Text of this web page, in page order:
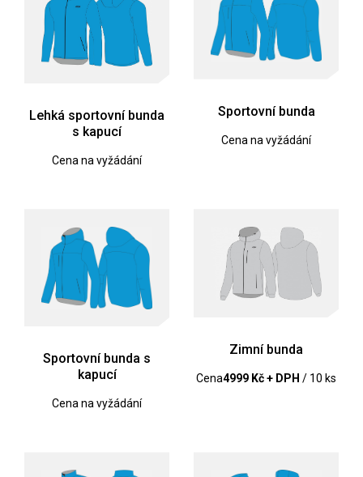
Lehká sportovní bunda
s kapucí
Cena na vyžádání
Sportovní bunda
Cena na vyžádání
Sportovní bunda s
kapucí
Cena na vyžádání
Zimní bunda
Cena4999 Kč + DPH / 10 ks